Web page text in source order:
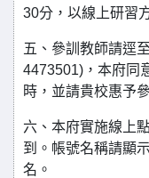
30分，以線上研習
五、參訓教師請逕
4473501)，本府同
時，並請貴校惠予
六、本府實施線上
到。帳號名稱請顯
名。